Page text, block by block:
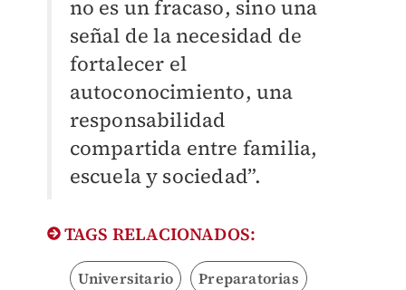
no es un fracaso, sino una
señal de la necesidad de
fortalecer el
autoconocimiento, una
responsabilidad
compartida entre familia,
escuela y sociedad”.
TAGS RELACIONADOS:
Universitario Preparatorias